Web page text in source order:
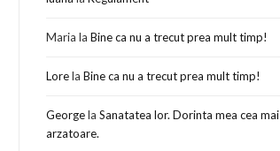
Maria laBine ca nu a trecut prea mult timp!
LorelaBine ca nu a trecut prea mult timp!
GeorgelaSanatatea lor. Dorinta mea cea mai
arzatoare.